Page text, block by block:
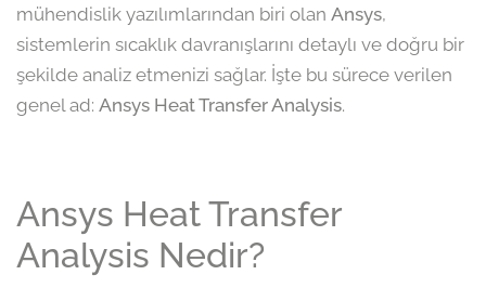
mühendislik yazılımlarından biri olan Ansys,
sistemlerin sıcaklık davranışlarını detaylı ve doğru bir
şekilde analiz etmenizi sağlar. İşte bu sürece verilen
genel ad: Ansys Heat Transfer Analysis.
Ansys Heat Transfer
Analysis Nedir?